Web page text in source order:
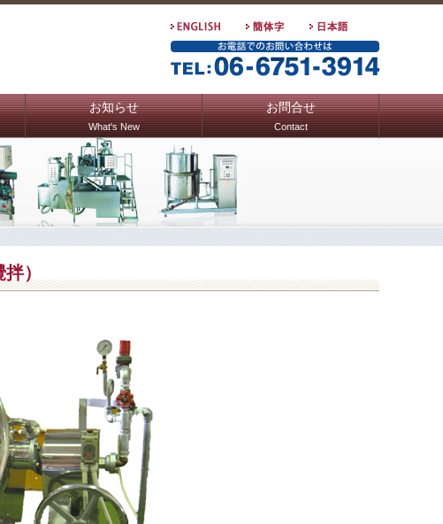
お知らせ
What's New
お問合せ
Contact
）